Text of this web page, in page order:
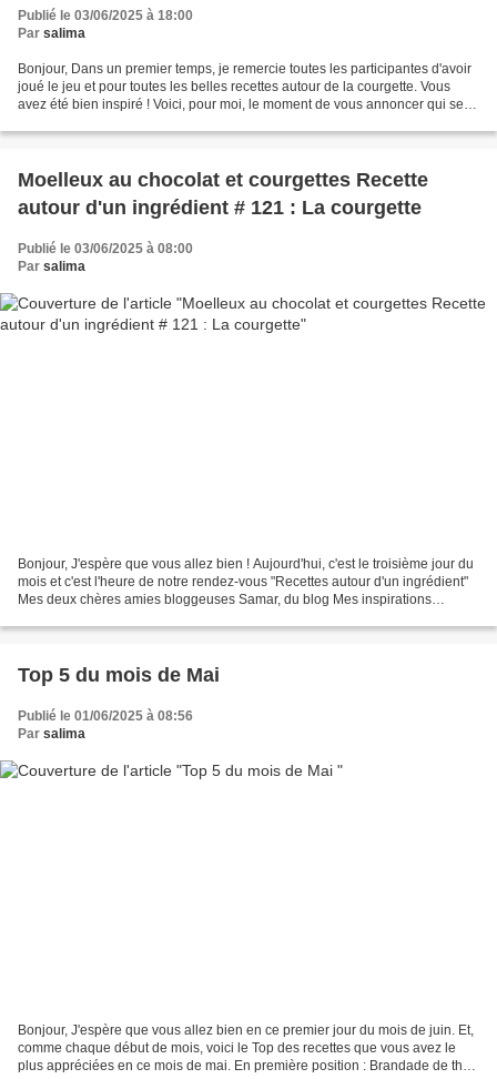
Publié le 03/06/2025 à 18:00
Par salima
Bonjour, Dans un premier temps, je remercie toutes les participantes d'avoir
joué le jeu et pour toutes les belles recettes autour de la courgette. Vous
avez été bien inspiré ! Voici, pour moi, le moment de vous annoncer qui sera
Moelleux au chocolat et courgettes Recette
autour d'un ingrédient # 121 : La courgette
Publié le 03/06/2025 à 08:00
Par salima
Bonjour, J'espère que vous allez bien ! Aujourd'hui, c'est le troisième jour du
mois et c'est l'heure de notre rendez-vous "Recettes autour d'un ingrédient"
Mes deux chères amies bloggeuses Samar, du blog Mes inspirations
Top 5 du mois de Mai
Publié le 01/06/2025 à 08:56
Par salima
Bonjour, J'espère que vous allez bien en ce premier jour du mois de juin. Et,
comme chaque début de mois, voici le Top des recettes que vous avez le
plus appréciées en ce mois de mai. En première position : Brandade de thon